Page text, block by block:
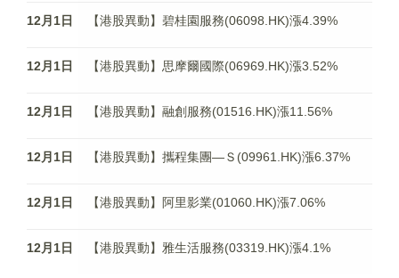
12月1日 【港股異動】碧桂園服務(06098.HK)漲4.39%
12月1日 【港股異動】思摩爾國際(06969.HK)漲3.52%
12月1日 【港股異動】融創服務(01516.HK)漲11.56%
12月1日 【港股異動】攜程集團—Ｓ(09961.HK)漲6.37%
12月1日 【港股異動】阿里影業(01060.HK)漲7.06%
12月1日 【港股異動】雅生活服務(03319.HK)漲4.1%